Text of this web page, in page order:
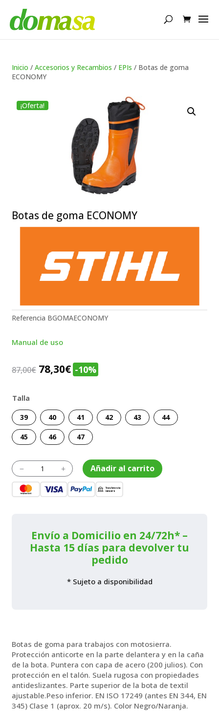
productos
Inicio / Accesorios y Recambios / EPIs / Botas de goma
ECONOMY
¡Oferta!
Botas de goma ECONOMY
Referencia BGOMAECONOMY
Manual de uso
87,00€ 78,30€ -10%
Talla
39 40 41 42 43 44
45 46 47
K
Botas
de
goma
ECONOMY
L Añadir al carrito
Envío a Domicilio en 24/72h* –
Hasta 15 días para devolver tu
pedido
* Sujeto a disponibilidad
Botas de goma para trabajos con motosierra.
Protección anticorte en la parte delantera y en la caña
de la bota. Puntera con capa de acero (200 julios). Con
protección en el talón. Suela rugosa con propiedades
antideslizantes. Parte superior de la bota de textil
ajustable.Peso inferior. EN ISO 17249 (antes EN 344, EN
345) Clase 1 (aprox. 20 m/s). Color Negro/Naranja.